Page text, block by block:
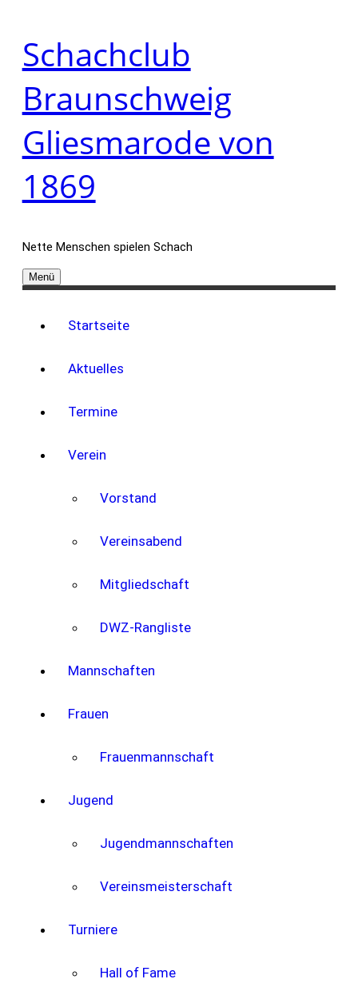
Zum
Inhalt
springen
Schachclub
Braunschweig
Gliesmarode von
1869
Nette Menschen spielen Schach
Menü
Startseite
Aktuelles
Termine
Verein
Vorstand
Vereinsabend
Mitgliedschaft
DWZ-Rangliste
Mannschaften
Frauen
Frauenmannschaft
Jugend
Jugendmannschaften
Vereinsmeisterschaft
Turniere
Hall of Fame